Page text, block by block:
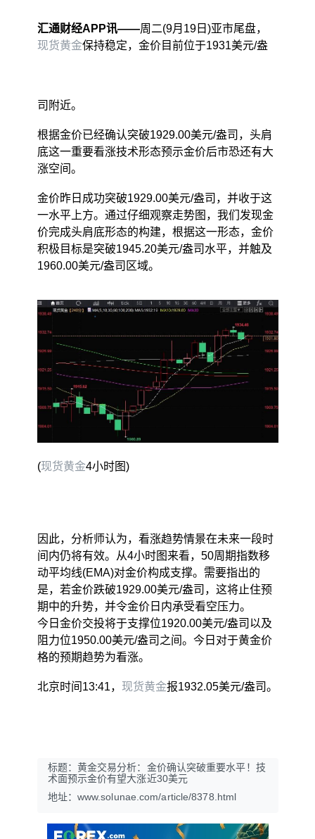
汇通财经APP讯——周二(9月19日)亚市尾盘，
现货黄金保持稳定，金价目前位于1931美元/盎
司附近。
根据金价已经确认突破1929.00美元/盎司，头肩
底这一重要看涨技术形态预示金价后市恐还有大
涨空间。
金价昨日成功突破1929.00美元/盎司，并收于这
一水平上方。通过仔细观察走势图，我们发现金
价完成头肩底形态的构建，根据这一形态，金价
积极目标是突破1945.20美元/盎司水平，并触及
1960.00美元/盎司区域。
(现货黄金4小时图)
因此，分析师认为，看涨趋势情景在未来一段时
间内仍将有效。从4小时图来看，50周期指数移
动平均线(EMA)对金价构成支撑。需要指出的
是，若金价跌破1929.00美元/盎司，这将止住预
期中的升势，并令金价日内承受看空压力。
今日金价交投将于支撑位1920.00美元/盎司以及
阻力位1950.00美元/盎司之间。今日对于黄金价
格的预期趋势为看涨。
北京时间13:41， 现货黄金报1932.05美元/盎司。
标题：黄金交易分析：金价确认突破重要水平！技
术面预示金价有望大涨近30美元
地址：www.solunae.com/article/8378.html